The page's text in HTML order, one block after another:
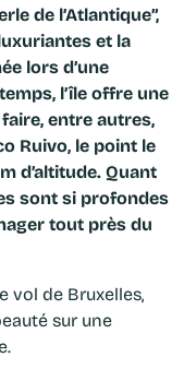
de l’Atlantique”,
et la
lors d’une
l’île offre une
entre autres,
Ruivo, le point le
d’altitude. Quant
sont si profondes
tout près du
vol de Bruxelles,
sur une